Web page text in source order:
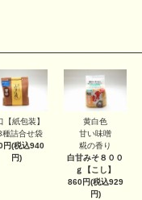
【紙包装】
詰合せ袋
円(税込940
円)
黄白色
甘い味噌
糀の香り
白甘みそ８００
ｇ
【こし】
860円(税込929
円)